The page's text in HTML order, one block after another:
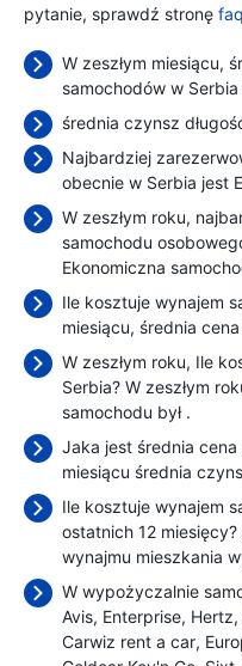
pytanie, sprawdź stronę faq
W zeszłym miesiącu,
samochodów w Serbia
średnia czynsz
Najbardziej
obecnie w Serbia jest
W zeszłym roku,
samochodu
Ekonomiczna
Ile kosztuje wynajem
miesiącu, średnia
W zeszłym roku, Ile
Serbia? W zeszłym
samochodu był .
Jaka jest średnia cena
miesiącu średnia
Ile kosztuje wynajem
ostatnich 12
wynajmu mieszkania
W wypożyczalnie
Avis Enterprise Hertz
Carwiz rent a car